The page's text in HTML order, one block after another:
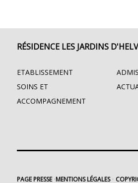
RÉSIDENCE LES JARDINS
ETABLISSEMENT
SOINS ET
ACCOMPAGNEMENT
PAGE PRESSE MENTIONS LÉGALES